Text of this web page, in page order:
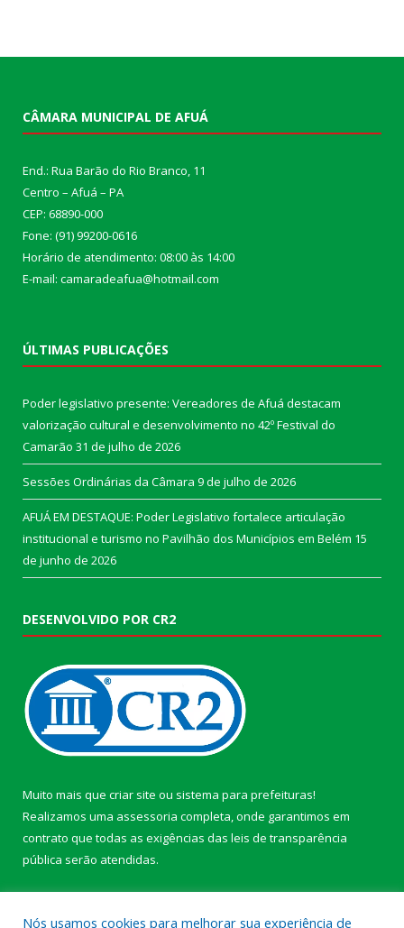
CÂMARA MUNICIPAL DE AFUÁ
End.: Rua Barão do Rio Branco, 11
Centro – Afuá – PA
CEP: 68890-000
Fone: (91) 99200-0616
Horário de atendimento: 08:00 às 14:00
E-mail: camaradeafua@hotmail.com
ÚLTIMAS PUBLICAÇÕES
Poder legislativo presente: Vereadores de Afuá destacam
valorização cultural e desenvolvimento no 42º Festival do
Camarão 31 de julho de 2026
Sessões Ordinárias da Câmara 9 de julho de 2026
AFUÁ EM DESTAQUE: Poder Legislativo fortalece articulação
institucional e turismo no Pavilhão dos Municípios em Belém 15
de junho de 2026
DESENVOLVIDO POR CR2
Muito mais que criar site ou sistema para prefeituras!
Realizamos uma assessoria completa, onde garantimos em
contrato que todas as exigências das leis de transparência
pública serão atendidas.
Nós usamos cookies para melhorar sua experiência de